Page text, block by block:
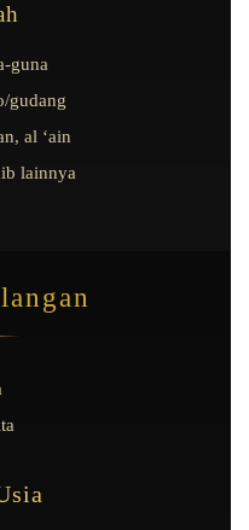
guna
gudang
al ‘ain
lainnya